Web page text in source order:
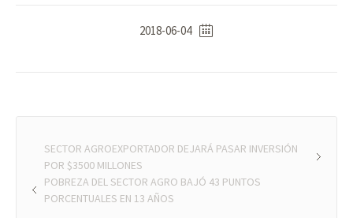
2018-06-04
SECTOR AGROEXPORTADOR DEJARÁ PASAR INVERSIÓN
POR $3500 MILLONES
POBREZA DEL SECTOR AGRO BAJÓ 43 PUNTOS
PORCENTUALES EN 13 AÑOS